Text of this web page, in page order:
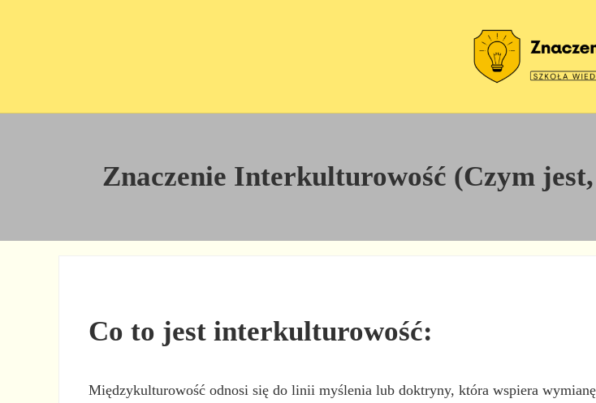
Znaczenie Interkulturowość (Czym
Co to jest interkulturowość:
Międzykulturowość odnosi się do linii myślenia lub doktryny, która wspiera